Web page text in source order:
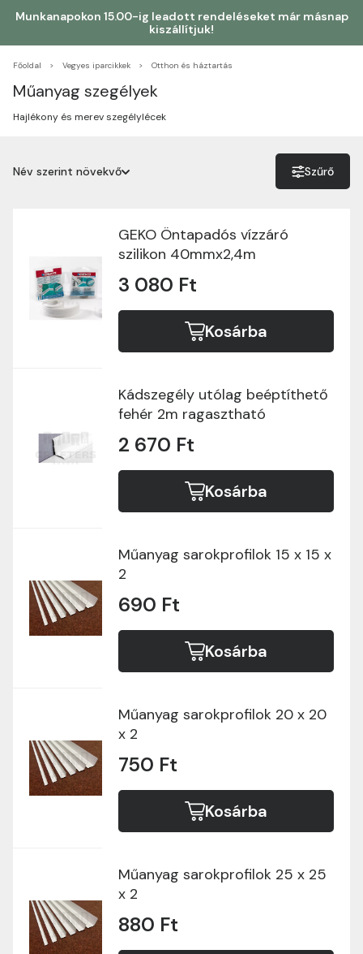
Munkanapokon 15.00-ig leadott rendeléseket már másnap
kiszállítjuk!
Főoldal Vegyes iparcikkek Otthon és háztartás
Műanyag szegélyek
Hajlékony és merev szegélylécek
Név szerint növekvő
Név szerint csökkenő
Ár szerint növekvő
Ár szerint csökkenő
Szűrő
GEKO Öntapadós vízzáró
szilikon 40mmx2,4m
3 080 Ft
Kosárba
Kádszegély utólag beéptíthető
fehér 2m ragasztható
2 670 Ft
Kosárba
Műanyag sarokprofilok 15 x 15 x
2
690 Ft
Kosárba
Műanyag sarokprofilok 20 x 20
x 2
750 Ft
Kosárba
Műanyag sarokprofilok 25 x 25
x 2
880 Ft